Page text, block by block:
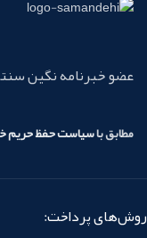
عضو خبرنامه نگین
مطابق باسیاست حفظ
روش‌های پرداخت: